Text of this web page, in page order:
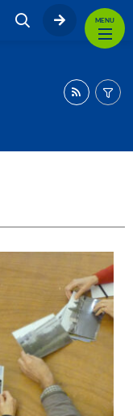
MENU